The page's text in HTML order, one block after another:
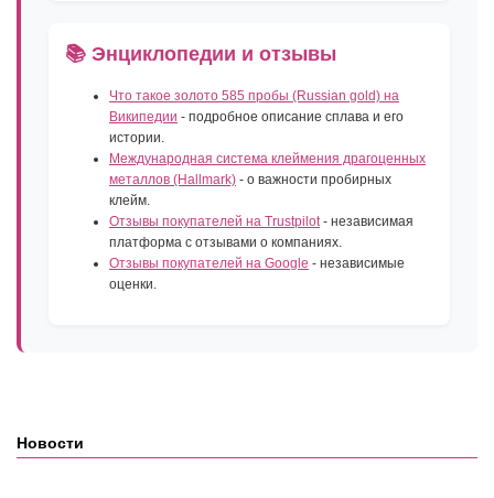
📚 Энциклопедии и отзывы
Что такое золото 585 пробы (Russian gold) на
Википедии - подробное описание сплава и его
истории.
Международная система клеймения драгоценных
металлов (Hallmark) - о важности пробирных
клейм.
Отзывы покупателей на Trustpilot - независимая
платформа с отзывами о компаниях.
Отзывы покупателей на Google - независимые
оценки.
Новости